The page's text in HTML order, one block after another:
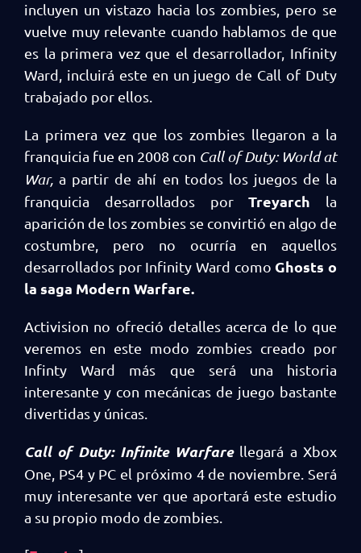
incluyen un vistazo hacia los zombies, pero se
vuelve muy relevante cuando hablamos de que
es la primera vez que el desarrollador, Infinity
Ward, incluirá este en un juego de Call of Duty
trabajado por ellos.
La primera vez que los zombies llegaron a la
franquicia fue en 2008 con Call of Duty: World at
War,a partir de ahí en todos los juegos de la
franquicia desarrollados porTreyarch la
aparición de los zombies se convirtió en algo de
costumbre, pero no ocurría en aquellos
desarrollados por Infinity Ward como Ghosts o
la saga Modern Warfare.
Activision no ofreció detalles acerca de lo que
veremos en este modo zombies creado por
Infinty Ward más que será una historia
interesante y con mecánicas de juego bastante
divertidas y únicas.
Call of Duty: Infinite Warfarellegará a Xbox
One, PS4 y PC el próximo 4 de noviembre. Será
muy interesante ver que aportará este estudio
a su propio modo de zombies.